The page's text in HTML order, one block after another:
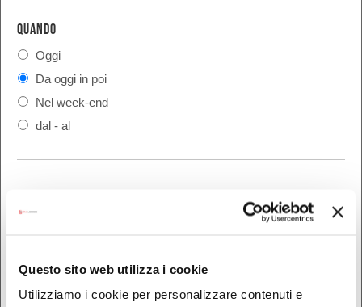
Questo sito web utilizza i cookie
Utilizziamo i cookie per personalizzare contenuti e
QUANDO
Oggi
Da oggi in poi
Nel week-end
dal - al
Forlì-Cesena
Modena